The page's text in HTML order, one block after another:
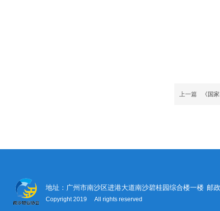
上一篇 《国
地址：广州市南沙区进港大道南沙碧桂园综合楼一楼 邮
Copyright 2019 All rights reserved